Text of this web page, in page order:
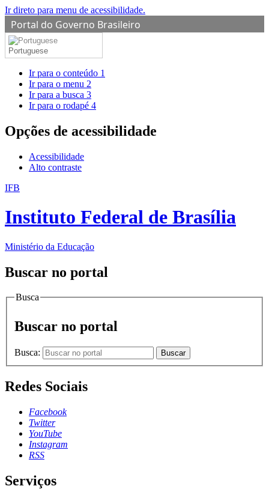
Ir direto para menu de acessibilidade.
Portal do Governo Brasileiro
Portuguese
Ir para o conteúdo 1
Ir para o menu 2
Ir para a busca 3
Ir para o rodapé 4
Opções de acessibilidade
Acessibilidade
Alto contraste
IFB
Instituto Federal de Brasília
Ministério da Educação
Buscar no portal
Busca
Buscar no portal
Busca: Buscar
Redes Sociais
Facebook
Twitter
YouTube
Instagram
RSS
Serviços